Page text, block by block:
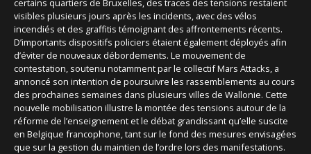
certains quartiers de Bruxelles, des traces des tensions restaient
visibles plusieurs jours après les incidents, avec des vélos
incendiés et des graffitis témoignant des affrontements récents.
D’importants dispositifs policiers étaient également déployés afin
d’éviter de nouveaux débordements. Le mouvement de
contestation, soutenu notamment par le collectif Mars Attacks, a
annoncé son intention de poursuivre les rassemblements au cours
des prochaines semaines dans plusieurs villes de Wallonie. Cette
nouvelle mobilisation illustre la montée des tensions autour de la
réforme de l’enseignement et le débat grandissant qu’elle suscite
en Belgique francophone, tant sur le fond des mesures envisagées
que sur la gestion du maintien de l’ordre lors des manifestations.